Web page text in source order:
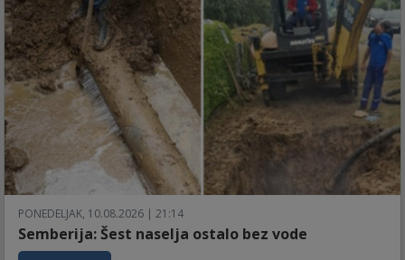
PONEDELJAK, 10.08.2026 | 21:14
Semberija: Šest naselja ostalo bez vode